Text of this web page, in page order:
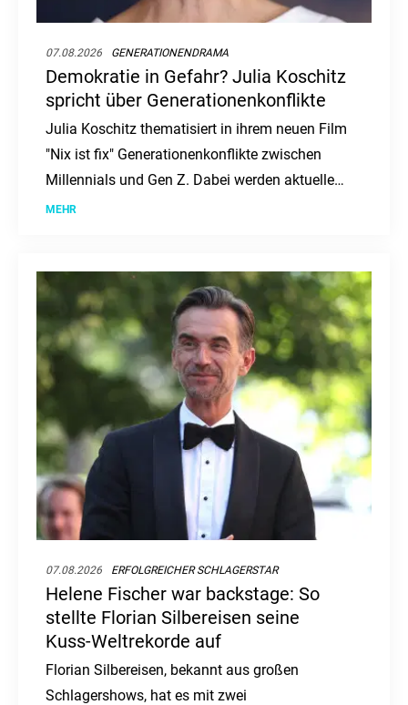
07.08.2026 GENERATIONENDRAMA
Demokratie in Gefahr? Julia Koschitz
spricht über Generationenkonflikte
Julia Koschitz thematisiert in ihrem neuen Film
"Nix ist fix" Generationenkonflikte zwischen
Millennials und Gen Z. Dabei werden aktuelle
gesellschaftliche und politische Themen
MEHR
07.08.2026 ERFOLGREICHER SCHLAGERSTAR
Helene Fischer war backstage: So
stellte Florian Silbereisen seine
Kuss-Weltrekorde auf
Florian Silbereisen, bekannt aus großen
Schlagershows, hat es mit zwei